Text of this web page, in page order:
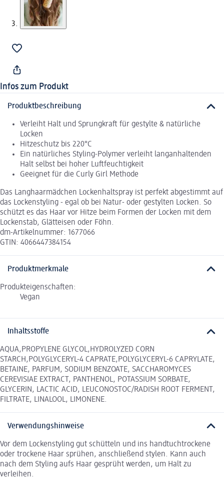
Infos zum Produkt
Produktbeschreibung
Verleiht Halt und Sprungkraft für gestylte & natürliche
Locken
Hitzeschutz bis 220°C
Ein natürliches Styling-Polymer verleiht langanhaltenden
Halt selbst bei hoher Luftfeuchtigkeit
Geeignet für die Curly Girl Methode
Das Langhaarmädchen Lockenhaltspray ist perfekt abgestimmt auf
das Lockenstyling - egal ob bei Natur- oder gestylten Locken. So
schützt es das Haar vor Hitze beim Formen der Locken mit dem
Lockenstab, Glätteisen oder Föhn.
dm-Artikelnummer: 1677066
GTIN: 4066447384154
Produktmerkmale
Produkteigenschaften:
Vegan
Inhaltsstoffe
AQUA,PROPYLENE GLYCOL,HYDROLYZED CORN
STARCH,POLYGLYCERYL-4 CAPRATE,POLYGLYCERYL-6 CAPRYLATE,
BETAINE, PARFUM, SODIUM BENZOATE, SACCHAROMYCES
CEREVISIAE EXTRACT, PANTHENOL, POTASSIUM SORBATE,
GLYCERIN, LACTIC ACID, LEUCONOSTOC/RADISH ROOT FERMENT,
FILTRATE, LINALOOL, LIMONENE.
Verwendungshinweise
Vor dem Lockenstyling gut schütteln und ins handtuchtrockene
oder trockene Haar sprühen, anschließend stylen. Kann auch
nach dem Styling aufs Haar gesprüht werden, um Halt zu
verleihen.